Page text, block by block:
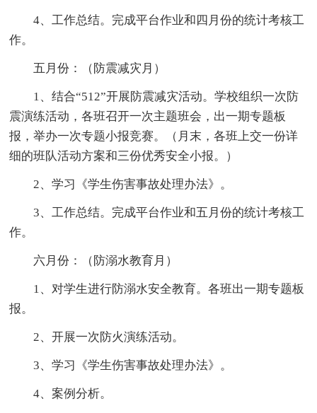
4、工作总结。完成平台作业和四月份的统计考核工
作。
五月份：（防震减灾月）
1、结合“512”开展防震减灾活动。学校组织一次防
震演练活动，各班召开一次主题班会，出一期专题板
报，举办一次专题小报竞赛。（月末，各班上交一份详
细的班队活动方案和三份优秀安全小报。）
2、学习《学生伤害事故处理办法》。
3、工作总结。完成平台作业和五月份的统计考核工
作。
六月份：（防溺水教育月）
1、对学生进行防溺水安全教育。各班出一期专题板
报。
2、开展一次防火演练活动。
3、学习《学生伤害事故处理办法》。
4、案例分析。